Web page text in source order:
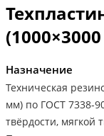
Назначение
Техническая
мм) по ГОСТ 7338-
твёрдости, мягкой